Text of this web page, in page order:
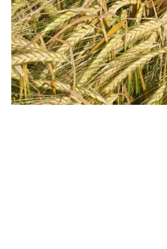
Retrouvez tous les résultats
campagne et nos
13 FÉVR. 2026